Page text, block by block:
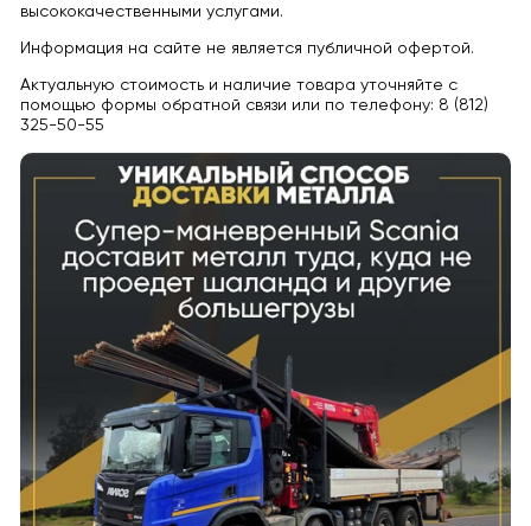
высококачественными услугами.
Информация на сайте не является публичной офертой.
Актуальную стоимость и наличие товара уточняйте с
помощью формы обратной связи или по телефону: 8 (812)
325-50-55